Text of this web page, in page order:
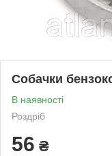
Собачки
В наявності
Роздріб
56 ₴